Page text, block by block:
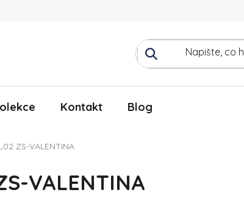
Kontakt Blog
ZS-VALENTINA
VALENTINA